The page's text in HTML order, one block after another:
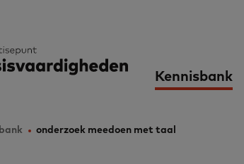
Main
Kennisbank
onderzoek meedoen met taal